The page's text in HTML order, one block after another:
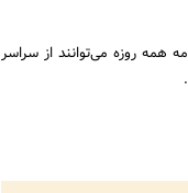
همه روزه می‌توانند از سراسر